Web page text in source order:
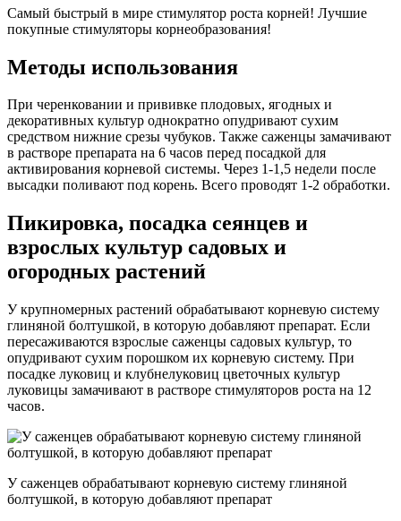
Самый быстрый в мире стимулятор роста корней! Лучшие
покупные стимуляторы корнеобразования!
Методы использования
При черенковании и прививке плодовых, ягодных и
декоративных культур однократно опудривают сухим
средством нижние срезы чубуков. Также саженцы замачивают
в растворе препарата на 6 часов перед посадкой для
активирования корневой системы. Через 1-1,5 недели после
высадки поливают под корень. Всего проводят 1-2 обработки.
Пикировка, посадка сеянцев и
взрослых культур садовых и
огородных растений
У крупномерных растений обрабатывают корневую систему
глиняной болтушкой, в которую добавляют препарат. Если
пересаживаются взрослые саженцы садовых культур, то
опудривают сухим порошком их корневую систему. При
посадке луковиц и клубнелуковиц цветочных культур
луковицы замачивают в растворе стимуляторов роста на 12
часов.
У саженцев обрабатывают корневую систему глиняной
болтушкой, в которую добавляют препарат